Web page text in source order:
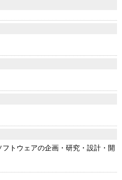
フトウェアの企画・研究・設計・開